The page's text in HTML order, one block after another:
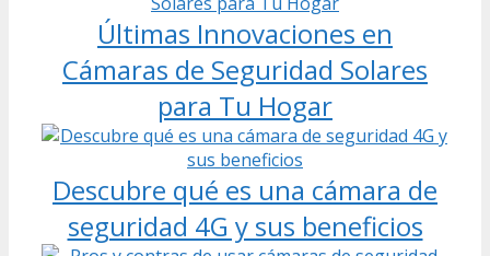
Últimas Innovaciones en
Cámaras de Seguridad Solares
para Tu Hogar
Descubre qué es una cámara de
seguridad 4G y sus beneficios